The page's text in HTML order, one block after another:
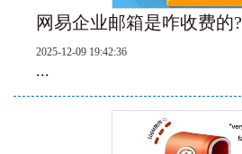
网易企业邮箱是咋收费的?
2025-12-09 19:42:36
...